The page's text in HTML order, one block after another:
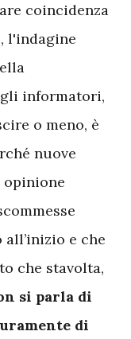
coincidenza
, l'indagine
informatori,
o meno, è
nuove
opinione
all’inizio e che
che stavolta,
si parla di
di